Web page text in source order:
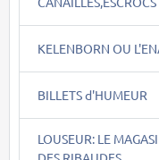
KELENBORN OU
BILLETS d'HUMEUR
LOUSEUR: LE